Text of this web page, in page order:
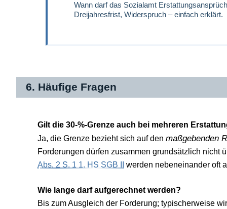
Wann darf das Sozialamt
Dreijahresfrist, Widerspruch – einfach erklärt.
6. Häufige Fragen
Gilt die 30-%-Grenze auch bei mehreren
Ja, die Grenze bezieht sich auf den maßgebenden
Forderungen dürfen zusammen grundsätzlich
Abs. 2 S. 1 1. HS SGB II
werden nebeneinander oft
Wie lange darf aufgerechnet werden?
Bis zum Ausgleich der Forderung; typischerweise